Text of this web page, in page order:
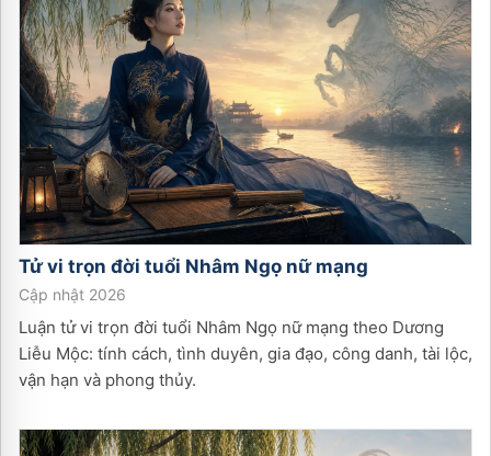
Tử vi trọn đời tuổi Nhâm Ngọ nữmạng
Cập nhật 2026
Luận tử vi trọn đời tuổi Nhâm Ngọ nữ mạng theo Dương
Liễu Mộc: tính cách, tình duyên, gia đạo, công danh, tài lộc,
vận hạn và phong thủy.